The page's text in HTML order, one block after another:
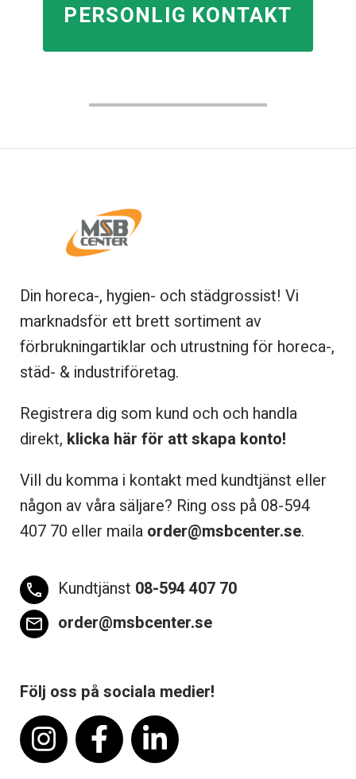
PERSONLIG KONTAKT
Din horeca-, hygien- och städgrossist! Vi
marknadsför ett brett sortiment av
förbrukningartiklar och utrustning för horeca-,
städ- & industriföretag.
Registrera dig som kund och och handla
direkt, klicka här för att skapa konto!
Vill du komma i kontakt med kundtjänst eller
någon av våra säljare? Ring oss på 08-594
407 70 eller maila order@msbcenter.se.
phone Kundtjänst 08-594 407 70
email order@msbcenter.se
Följ oss på sociala medier!